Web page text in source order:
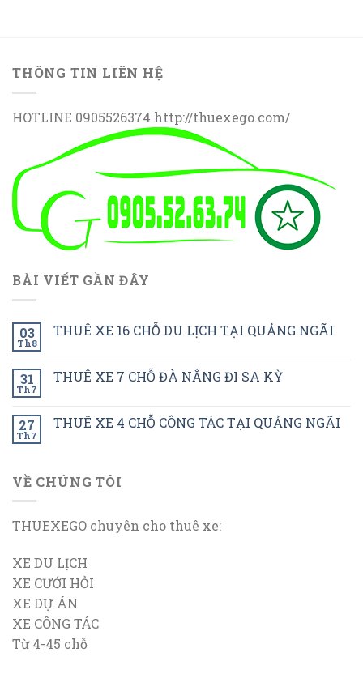
THÔNG TIN LIÊN HỆ
HOTLINE 0905526374 http://thuexego.com/
BÀI VIẾT GẦN ĐÂY
03
Th8
THUÊ XE 16 CHỖ DU LỊCH TẠI QUẢNG NGÃI
31
Th7
THUÊ XE 7 CHỖ ĐÀ NẮNG ĐI SA KỲ
27
Th7
THUÊ XE 4 CHỖ CÔNG TÁC TẠI QUẢNG NGÃI
VỀ CHÚNG TÔI
THUEXEGO chuyên cho thuê xe:
XE DU LỊCH
XE CƯỚI HỎI
XE DỰ ÁN
XE CÔNG TÁC
Từ 4-45 chỗ